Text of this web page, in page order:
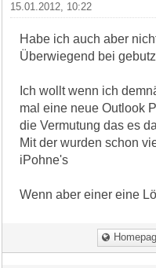
15.01.2012, 10:22
Habe ich auch aber
Überwiegend bei
Ich wollt wenn ich
mal eine neue Outlook
die Vermutung das es
Mit der wurden schon
iPohne's
Wenn aber einer eine